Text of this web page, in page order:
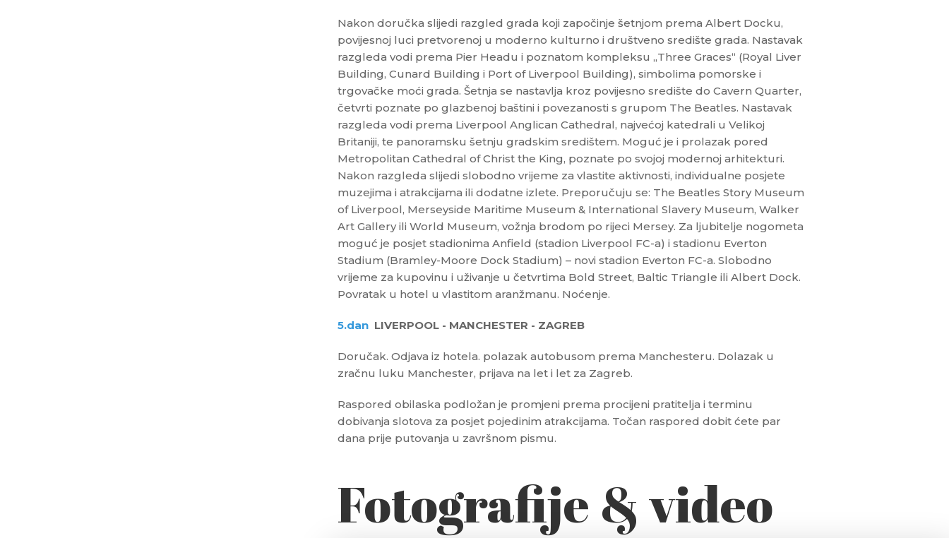
Nakon doručka slijedi razgled grada koji započinje šetnjom prema Albert Docku,
povijesnoj luci pretvorenoj u moderno kulturno i društveno središte grada. Nastavak
razgleda vodi prema Pier Headu i poznatom kompleksu „Three Graces“ (Royal Liver
Building, Cunard Building i Port of Liverpool Building), simbolima pomorske i
trgovačke moći grada. Šetnja se nastavlja kroz povijesno središte do Cavern Quarter,
četvrti poznate po glazbenoj baštini i povezanosti s grupom The Beatles. Nastavak
razgleda vodi prema Liverpool Anglican Cathedral, najvećoj katedrali u Velikoj
Britaniji, te panoramsku šetnju gradskim središtem. Moguć je i prolazak pored
Metropolitan Cathedral of Christ the King, poznate po svojoj modernoj arhitekturi.
Nakon razgleda slijedi slobodno vrijeme za vlastite aktivnosti, individualne posjete
muzejima i atrakcijama ili dodatne izlete. Preporučuju se: The Beatles Story Museum
of Liverpool, Merseyside Maritime Museum & International Slavery Museum, Walker
Art Gallery ili World Museum, vožnja brodom po rijeci Mersey. Za ljubitelje nogometa
moguć je posjet stadionima Anfield (stadion Liverpool FC-a) i stadionu Everton
Stadium (Bramley-Moore Dock Stadium) – novi stadion Everton FC-a. Slobodno
vrijeme za kupovinu i uživanje u četvrtima Bold Street, Baltic Triangle ili Albert Dock.
Povratak u hotel u vlastitom aranžmanu. Noćenje.
5.dan LIVERPOOL - MANCHESTER - ZAGREB
Doručak. Odjava iz hotela. polazak autobusom prema Manchesteru. Dolazak u
zračnu luku Manchester, prijava na let i let za Zagreb.
Raspored obilaska podložan je promjeni prema procijeni pratitelja i terminu
dobivanja slotova za posjet pojedinim atrakcijama. Točan raspored dobit ćete par
dana prije putovanja u završnom pismu.
Fotografije & video